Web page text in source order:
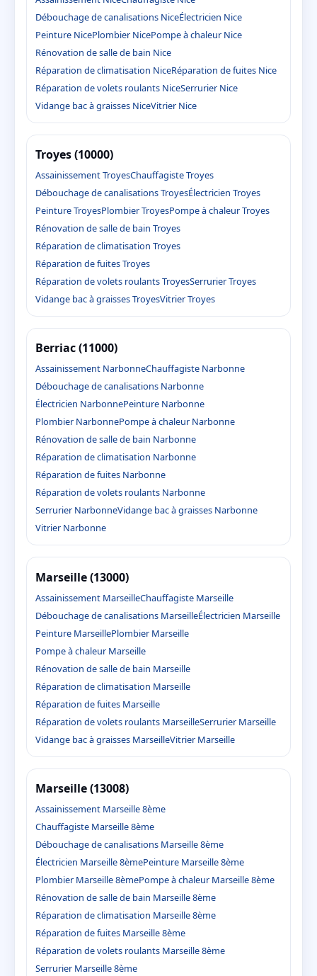
Débouchage de canalisations NiceÉlectricien Nice
Peinture NicePlombier NicePompe à chaleur Nice
Rénovation de salle de bain Nice
Réparation de climatisation NiceRéparation de fuites Nice
Réparation de volets roulants NiceSerrurier Nice
Vidange bac à graisses NiceVitrier Nice
Troyes (10000)
Assainissement TroyesChauffagiste Troyes
Débouchage de canalisations TroyesÉlectricien Troyes
Peinture TroyesPlombier TroyesPompe à chaleur Troyes
Rénovation de salle de bain Troyes
Réparation de climatisation Troyes
Réparation de fuites Troyes
Réparation de volets roulants TroyesSerrurier Troyes
Vidange bac à graisses TroyesVitrier Troyes
Berriac (11000)
Assainissement NarbonneChauffagiste Narbonne
Débouchage de canalisations Narbonne
Électricien NarbonnePeinture Narbonne
Plombier NarbonnePompe à chaleur Narbonne
Rénovation de salle de bain Narbonne
Réparation de climatisation Narbonne
Réparation de fuites Narbonne
Réparation de volets roulants Narbonne
Serrurier NarbonneVidange bac à graisses Narbonne
Vitrier Narbonne
Marseille (13000)
Assainissement MarseilleChauffagiste Marseille
Débouchage de canalisations MarseilleÉlectricien Marseille
Peinture MarseillePlombier Marseille
Pompe à chaleur Marseille
Rénovation de salle de bain Marseille
Réparation de climatisation Marseille
Réparation de fuites Marseille
Réparation de volets roulants MarseilleSerrurier Marseille
Vidange bac à graisses MarseilleVitrier Marseille
Marseille (13008)
Assainissement Marseille 8ème
Chauffagiste Marseille 8ème
Débouchage de canalisations Marseille 8ème
Électricien Marseille 8èmePeinture Marseille 8ème
Plombier Marseille 8èmePompe à chaleur Marseille 8ème
Rénovation de salle de bain Marseille 8ème
Réparation de climatisation Marseille 8ème
Réparation de fuites Marseille 8ème
Réparation de volets roulants Marseille 8ème
Serrurier Marseille 8ème